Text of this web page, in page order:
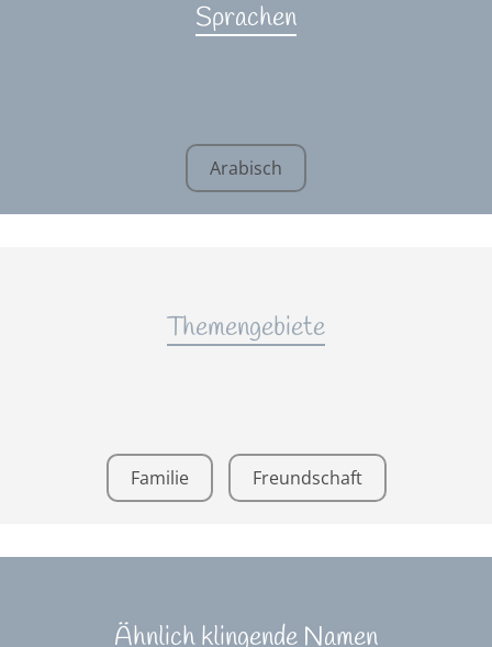
Sprachen
Arabisch
Themengebiete
Familie Freundschaft
Ähnlich klingende Namen